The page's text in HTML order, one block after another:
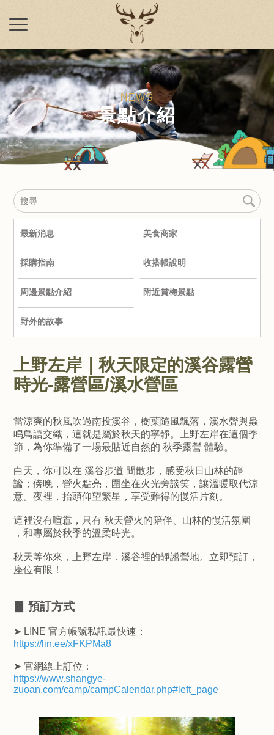
景點介紹
最新消息 美食商家
採購指南 收搭帳說明
周邊景點介紹 附近賞梅景點
野外的故事
上野左岸｜秋天限定的溪谷露營
時光-露營區/溪水營區
當涼爽的秋風吹過南投溪谷，樹葉隨風飄落，溪水聲與蟲
鳴鳥語交織，這就是屬於秋天的寧靜。上野左岸在這個季
節，為你準備了一場最貼近自然的 秋季露營 體驗。
白天，你可以在 溪谷步道 間散步，感受秋日山林的靜
謐；傍晚，營火點亮，圍坐在火光旁談笑，讓溫暖取代涼
意。夜裡，抬頭仰望繁星，享受難得的慢活片刻。
這裡沒有喧囂，只有 秋天營火的陪伴、山林的慢活氛圍
，和專屬於秋季的溫柔時光。
秋天等你來，上野左岸．溪谷裡的靜謐營地。立即預訂，
座位有限！
▊ 預訂方式
➤ LINE 官方帳號私訊最快速：
https://lin.ee/xFKPMa8
➤ 官網線上訂位：
https://www.shangye-
zuoan.com/camp/campCalendar.php#left_page